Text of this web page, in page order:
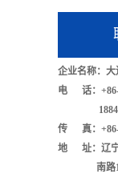
企业名称：大
电 话：+86-
传 真：+86-
地 址：辽宁
南路